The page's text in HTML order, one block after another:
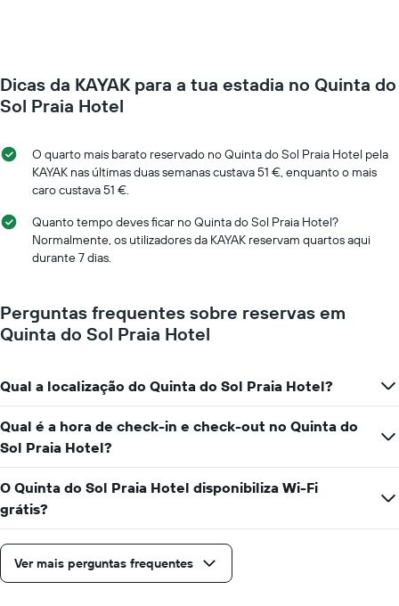
um
quarto
numa
data
da
gráfico
apresenta
de
dias
antes
abcissa
O
o
preço
médio
de
um
numa
ordenada
Dicas da KAYAK para a tua estadia no Quinta do
Sol Praia Hotel
O quarto mais barato reservado no Quinta do Sol Praia Hotel pela
KAYAK nas últimas duas semanas custava 51 €, enquanto o mais
caro custava 51 €.
Quanto tempo deves ficar no Quinta do Sol Praia Hotel?
Normalmente, os utilizadores da KAYAK reservam quartos aqui
durante 7 dias.
Perguntas frequentes sobre reservas em
Quinta do Sol Praia Hotel
Qual a localização do Quinta do Sol Praia Hotel?
Qual é a hora de check-in e check-out no Quinta do
Sol Praia Hotel?
O Quinta do Sol Praia Hotel disponibiliza Wi-Fi
grátis?
Ver mais perguntas frequentes